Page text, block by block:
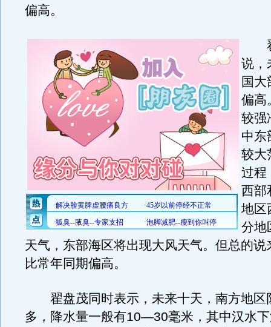
偏高。
翟
说，
国
偏高
较强
中东
较大
过程
西部
地区
分地
天气，东部海区将出现大风天气。但总的说
比常年同期偏高。
翟盘茂同时表示，未来十天，南方地区
多，降水量一般有10—30毫米，其中汉水